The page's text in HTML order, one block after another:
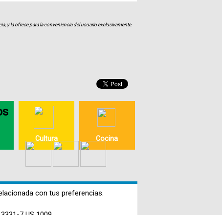
y la ofrece para la conveniencia del usuario exclusivamente.
Cultura Cocina
con tus preferencias.